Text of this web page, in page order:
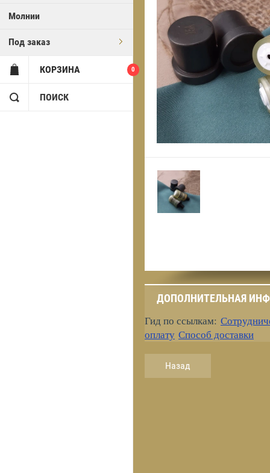
Молнии
Под заказ
КОРЗИНА 0
ПОИСК
ДОПОЛНИТЕЛЬНАЯ
Гид по ссылкам:
оплату Способ доставки
Назад